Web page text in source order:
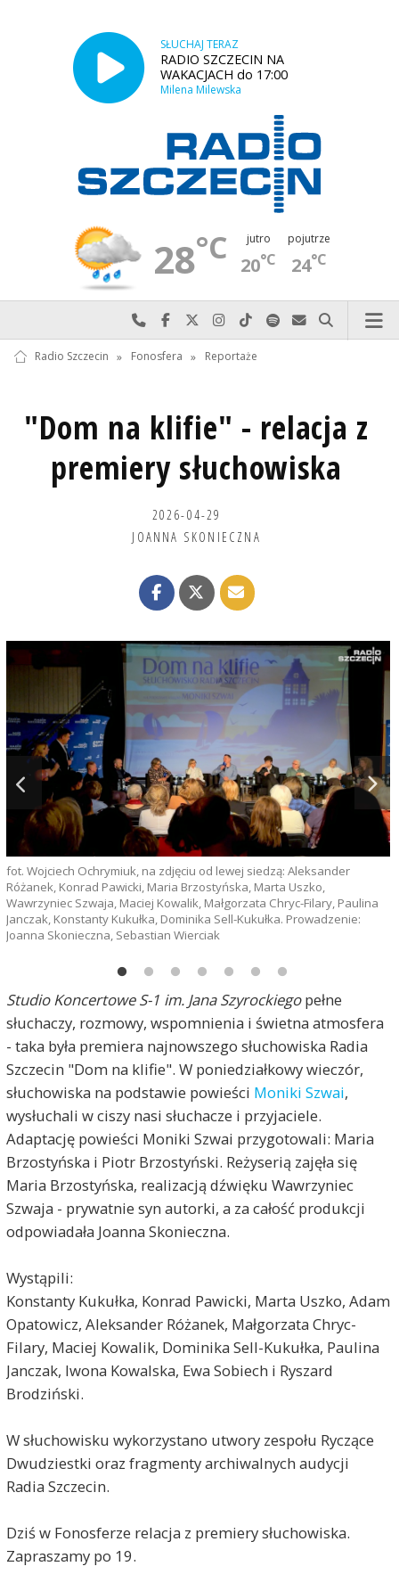
SŁUCHAJ TERAZ
RADIO SZCZECIN NA
WAKACJACH do 17:00
Milena Milewska
28°C jutro
20°C
pojutrze
24°C
Najlepiej po prostu do nas zadzwoń
Odwiedź nas na Facebook-u
Odwiedź nas na X
Odwiedź nas na Instagram-ie
Odwiedź nas na TikTok-u
Szukaj nas na Spotify
Wyślij do nas
Szukaj
Radio Szczecin » Fonosfera » Reportaże
"Dom na klifie" - relacja z
premiery słuchowiska
2026-04-29
JOANNA SKONIECZNA
fot. Wojciech Ochrymiuk, na zdjęciu od lewej siedzą: Aleksander
Różanek, Konrad Pawicki, Maria Brzostyńska, Marta Uszko,
Wawrzyniec Szwaja, Maciej Kowalik, Małgorzata Chryc-Filary, Paulina
Janczak, Konstanty Kukułka, Dominika Sell-Kukułka. Prowadzenie:
Joanna Skonieczna, Sebastian Wierciak
Studio Koncertowe S-1 im. Jana Szyrockiegopełne
słuchaczy, rozmowy, wspomnienia i świetna atmosfera
- taka była premiera najnowszego słuchowiska Radia
Szczecin "Dom na klifie". W poniedziałkowy wieczór,
słuchowiska na podstawie powieści Moniki Szwai,
wysłuchali w ciszy nasi słuchacze i przyjaciele.
Adaptację powieści Moniki Szwai przygotowali: Maria
Brzostyńska i Piotr Brzostyński. Reżyserią zajęła się
Maria Brzostyńska, realizacją dźwięku Wawrzyniec
Szwaja - prywatnie syn autorki, a za całość produkcji
odpowiadała Joanna Skonieczna.
Wystąpili:
Konstanty Kukułka, Konrad Pawicki, Marta Uszko, Adam
Opatowicz, Aleksander Różanek, Małgorzata Chryc-
Filary, Maciej Kowalik, Dominika Sell-Kukułka, Paulina
Janczak, Iwona Kowalska, Ewa Sobiech i Ryszard
Brodziński.
W słuchowisku wykorzystano utwory zespołu Ryczące
Dwudziestki oraz fragmenty archiwalnych audycji
Radia Szczecin.
Dziś w Fonosferze relacja z premiery słuchowiska.
Zapraszamy po 19.